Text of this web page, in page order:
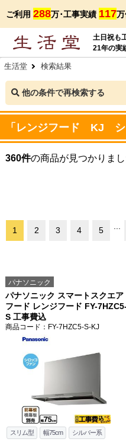
ご利用 288万･工事実績 117
土日祝も
21年の実
生活堂 検索結果
他の条件で再検索する
「レンジフード KJ シ
360件の商品が見つかりまし
1 2 3 4 5 ...
パナソニック
パナソニック スマートスクエア
フード レンジフード FY-
S 工事費込
商品コード ：FY-7HZC5-S-KJ
スリム型 幅75cm シルバー系